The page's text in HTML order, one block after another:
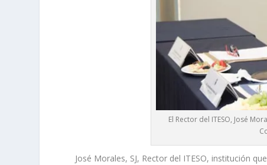
El Rector del ITESO, José
José Morales, SJ, Rector del ITESO, institución